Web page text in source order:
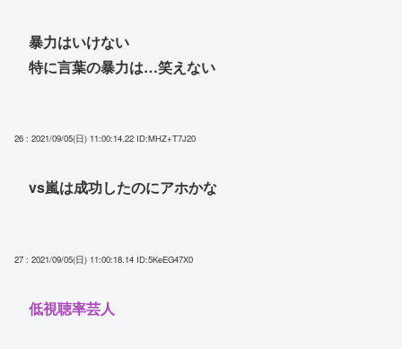
暴力はいけない
特に言葉の暴力は…笑えない
26 : 2021/09/05(日) 11:00:14.22 ID:MHZ+T7J20
vs嵐は成功したのにアホかな
27 : 2021/09/05(日) 11:00:18.14 ID:5KeEG47X0
低視聴率芸人